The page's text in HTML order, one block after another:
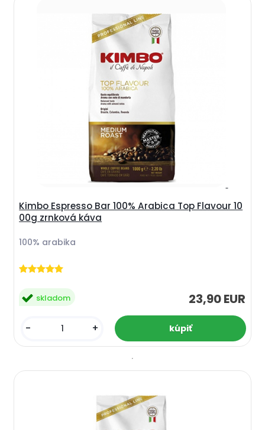
Kimbo Espresso Bar 100% Arabica Top Flavour 10
00g zrnková káva
100% arabika
23,90 EUR
skladom
- +